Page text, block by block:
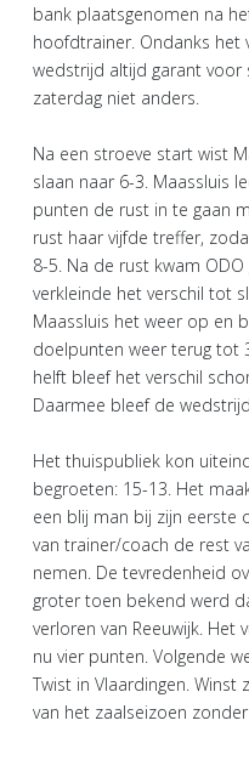
bank plaatsgenomen na
hoofdtrainer. Ondanks het
wedstrijd altijd garant voor
zaterdag niet anders.
Na een stroeve start wist
slaan naar 6-3. Maassluis
punten de rust in te gaan
rust haar vijfde treffer,
8-5. Na de rust kwam
verkleinde het verschil tot
Maassluis het weer op en
doelpunten weer terug tot
helft bleef het verschil
Daarmee bleef de
Het thuispubliek kon
begroeten: 15-13. Het
een blij man bij zijn eerste
van trainer/coach de rest
nemen. De tevredenheid
groter toen bekend werd
verloren van Reeuwijk. Het
nu vier punten. Volgende
Twist in Vlaardingen.
van het zaalseizoen